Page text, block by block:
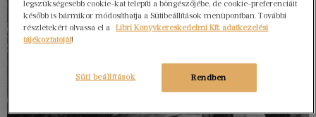
legszükségesebb cookie-kat telepíti a böngészőjébe, de cookie-preferenciáit
később is bármikor módosíthatja a Sütibeállítások menüpontban. További
részletekért olvassa el a
Libri Könyvkereskedelmi Kft. adatkezelési
tájékoztatóját!
Rendben
Süti beállítások